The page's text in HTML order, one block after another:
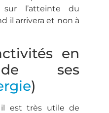
l’atteinte du
il arrivera et non à
en
ses
)
il est très utile de